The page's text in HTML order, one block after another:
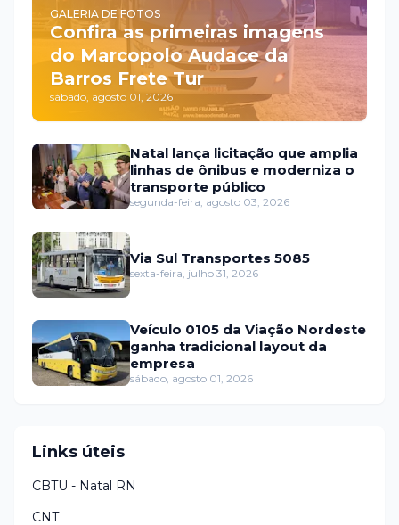
GALERIA DE FOTOS
Confira as primeiras imagens
do Marcopolo Audace da
Barros Frete Tur
sábado, agosto 01, 2026
Natal lança licitação que amplia
linhas de ônibus e moderniza o
transporte público
segunda-feira, agosto 03, 2026
Via Sul Transportes 5085
sexta-feira, julho 31, 2026
Veículo 0105 da Viação Nordeste
ganha tradicional layout da
empresa
sábado, agosto 01, 2026
Links úteis
CBTU - Natal RN
CNT